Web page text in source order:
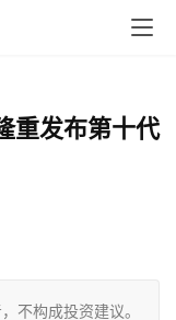
重发布第十代
不构成投资建议。